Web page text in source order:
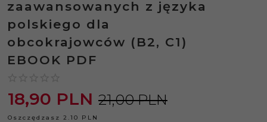
zaawansowanych z języka
polskiego dla
obcokrajowców (B2, C1)
EBOOK PDF
18,90 PLN 21,00 PLN
Oszczędzasz 2.10 PLN